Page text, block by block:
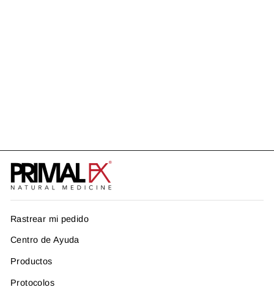
Rastrear mi pedido
Centro de Ayuda
Productos
Protocolos